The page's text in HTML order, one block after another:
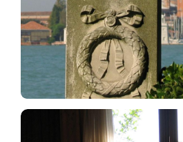
In trent’anni di
Fondatori, l’ARWV ha
conferenze/incontri, tavole